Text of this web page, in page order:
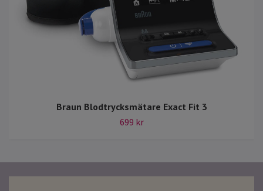
Braun Blodtrycksmätare Exact Fit 3
699 kr